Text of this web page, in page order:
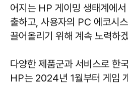
어지는 HP 게이밍 생태계에
출하고, 사용자의 PC 에코시
끌어올리기 위해 계속 노력하
다양한 제품군과 서비스로 한
HP는 2024년 1월부터 게임